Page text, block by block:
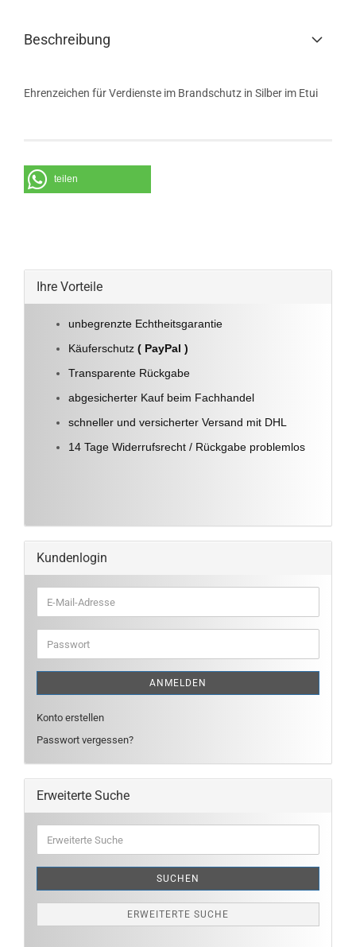
Beschreibung
Ehrenzeichen für Verdienste im Brandschutz in Silber im Etui
teilen
Ihre Vorteile
unbegrenzte Echtheitsgarantie
Käuferschutz ( PayPal )
Transparente Rückgabe
abgesicherter Kauf beim Fachhandel
schneller und versicherter Versand mit DHL
14 Tage Widerrufsrecht / Rückgabe problemlos
Kundenlogin
E-
Mail-
Adresse
Passwort
ANMELDEN
Konto erstellen
Passwort vergessen?
Erweiterte Suche
Suche
SUCHEN
ERWEITERTE SUCHE